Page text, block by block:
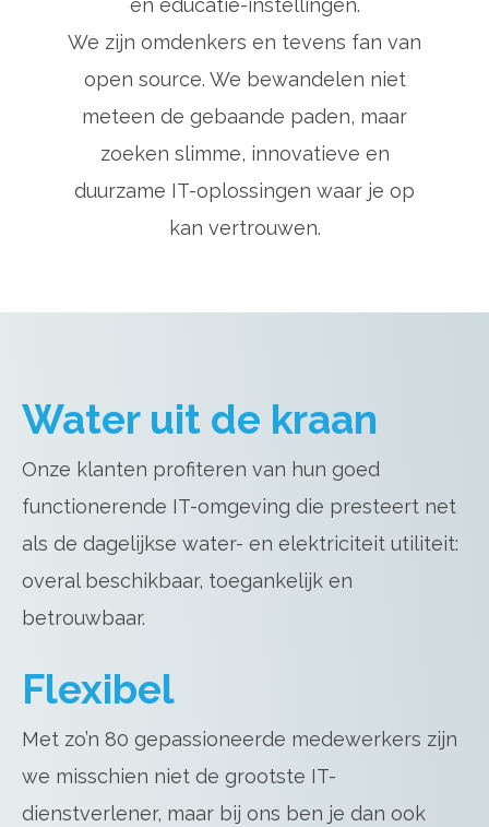
en educatie-instellingen.
We zijn omdenkers en tevens fan van
open source. We bewandelen niet
meteen de gebaande paden, maar
zoeken slimme, innovatieve en
duurzame IT-oplossingen waar je op
kan vertrouwen.
Water uit de kraan
Onze klanten profiteren van hun goed
functionerende IT-omgeving die presteert net
als de dagelijkse water- en elektriciteit utiliteit:
overal beschikbaar, toegankelijk en
betrouwbaar.
Flexibel
Met zo’n 80 gepassioneerde medewerkers zijn
we misschien niet de grootste IT-
dienstverlener, maar bij ons ben je dan ook